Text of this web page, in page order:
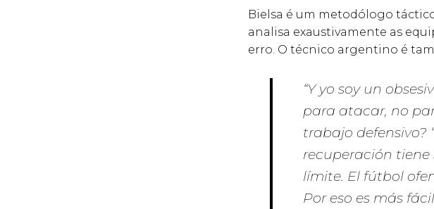
Bielsa é um metodólogo
analisa exaustivamente as
erro. O técnico argentino é
“Y yo soy un
para atacar, no
trabajo defensivo?
recuperación tiene
límite. El fútbol
Por eso es más